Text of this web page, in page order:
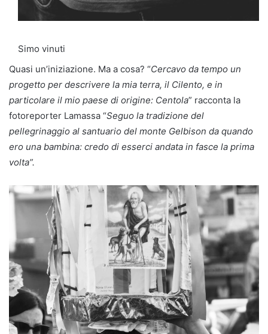
Simo vinuti
Quasi un’iniziazione. Ma a cosa? “Cercavo da tempo un
progetto per descrivere la mia terra, il Cilento, e in
particolare il mio paese di origine: Centola” racconta la
fotoreporter Lamassa “Seguo la tradizione del
pellegrinaggio al santuario del monte Gelbison da quando
ero una bambina: credo di esserci andata in fasce la prima
volta”.